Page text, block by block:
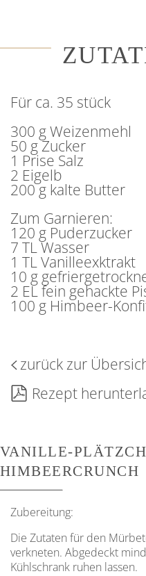
Für ca. 35 stück
300 g Weizenmehl
50 g Zucker
1 Prise Salz
2 Eigelb
200 g kalte Butter
Zum Garnieren:
120 g Puderzucker
7 TL Wasser
1 TL Vanilleexktrakt
10 g
2 EL fein gehackte
100 g Himbeer-
zurück zur
Rezept
VANILLE-
HIMBEERCRUNCH
Zubereitung:
Die Zutaten für den
verkneten. Abgedeckt
Kühlschrank ruhen lassen.